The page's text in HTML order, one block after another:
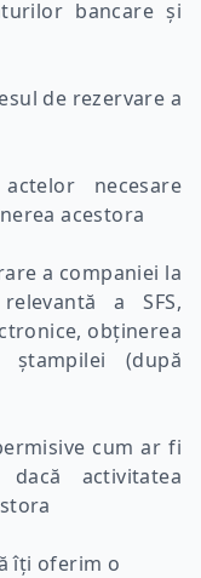
bancare și
de rezervare a
necesare
acestora
a companiei la
a SFS,
obținerea
(după
cum ar fi
activitatea
îți oferim o